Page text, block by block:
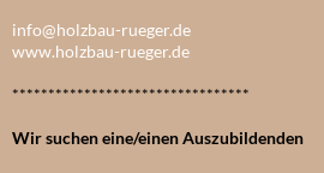
info@holzbau-rueger.de
www.holzbau-rueger.de
*********************************
Wir suchen eine/einen Auszubildenden